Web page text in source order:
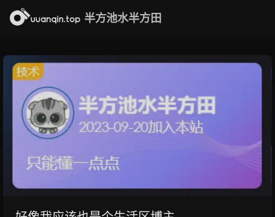
半方池水半方田